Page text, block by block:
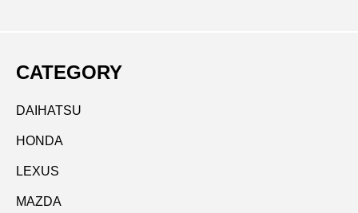
CATEGORY
DAIHATSU
HONDA
LEXUS
MAZDA